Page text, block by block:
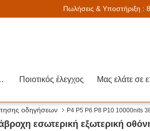
Πωλήσεις & Υποστήριξη :
Ποιοτικός έλεγχος
οδηγήσεων
P4 P5 P6 P8 P10 10000nits
εσωτερική εξωτερική